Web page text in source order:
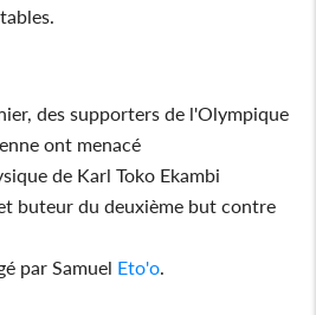
des supporters de l'Olympique
ont menacé
de Karl Toko Ekambi
buteur du deuxième but contre
par Samuel Eto'o.